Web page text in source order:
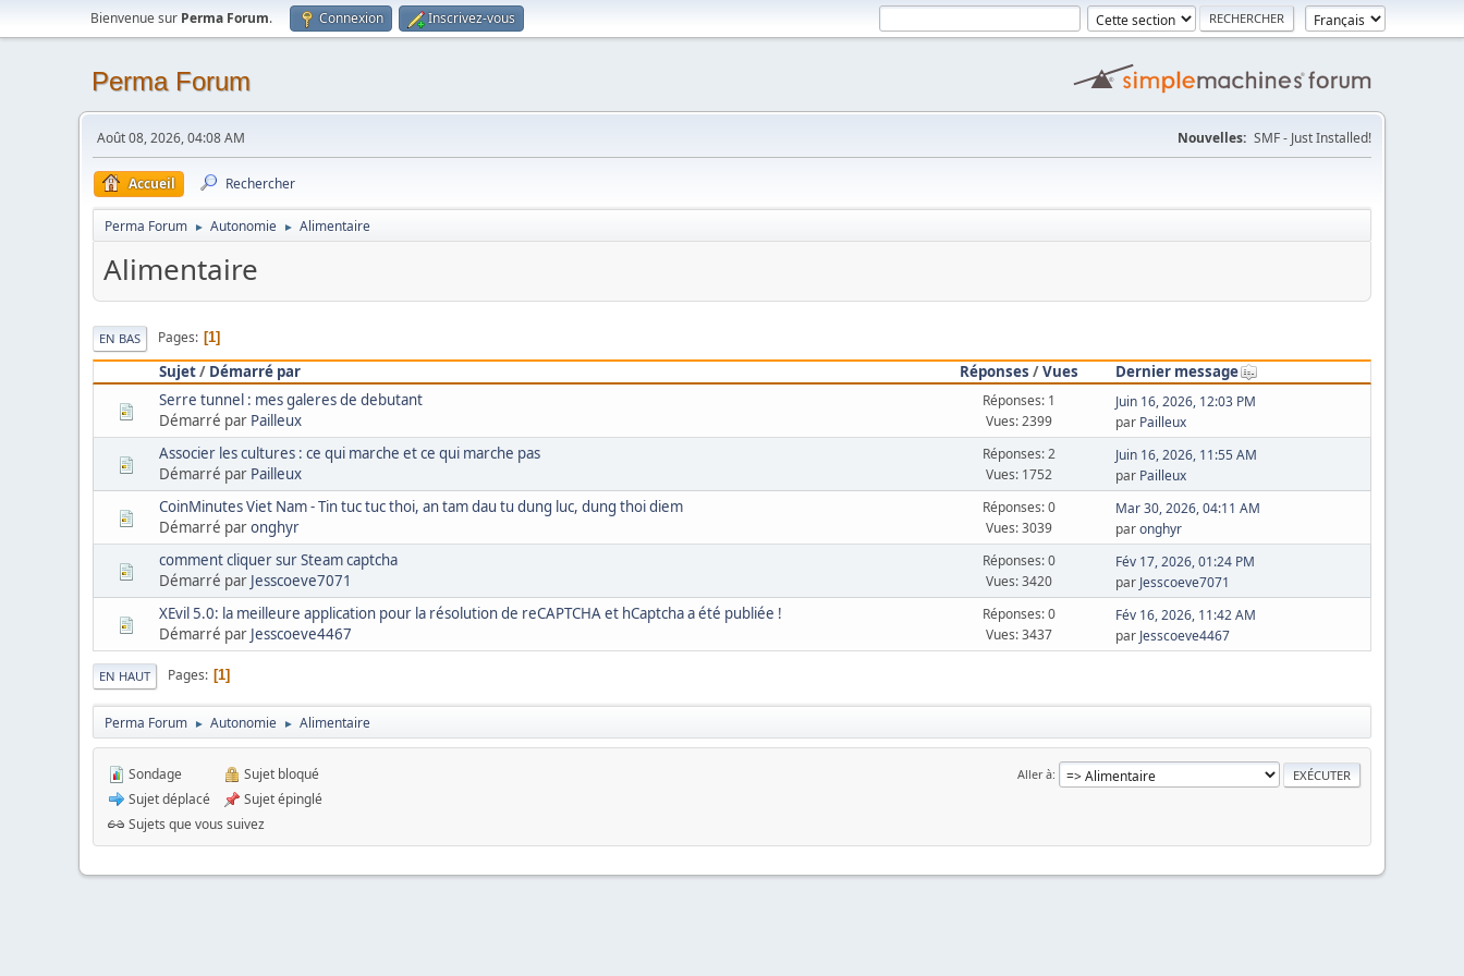
Bienvenue sur Perma Forum. Connexion Inscrivez-vous
Perma Forum
Août 08, 2026, 04:08 AM Nouvelles: SMF - Just Installed!
Accueil Rechercher
Perma Forum ► Autonomie ► Alimentaire
Alimentaire
EN BAS Pages 1
Sujet/ Démarré par Réponses /Vues
Dernier message
Serre tunnel : mes galeres de debutant
Démarré par Pailleux
Réponses: 1
Vues: 2399
Juin 16, 2026, 12:03 PM
par Pailleux
Associer les cultures : ce qui marche et ce qui marche pas
Démarré par Pailleux
Réponses: 2
Vues: 1752
Juin 16, 2026, 11:55 AM
par Pailleux
CoinMinutes Viet Nam - Tin tuc tuc thoi, an tam dau tu dung luc, dung thoi diem
Démarré paronghyr
Réponses: 0
Vues: 3039
Mar 30, 2026, 04:11 AM
paronghyr
comment cliquer sur Steam captcha
Démarré par Jesscoeve7071
Réponses: 0
Vues: 3420
Fév 17, 2026, 01:24 PM
par Jesscoeve7071
XEvil 5.0: la meilleure application pour la résolution de reCAPTCHA et hCaptcha a été publiée !
Démarré par Jesscoeve4467
Réponses: 0
Vues: 3437
Fév 16, 2026, 11:42 AM
par Jesscoeve4467
EN HAUT Pages 1
Perma Forum ► Autonomie ► Alimentaire
Aller à
Sondage
Sujet déplacé
Sujet bloqué
Sujet épinglé
Sujets que vous suivez